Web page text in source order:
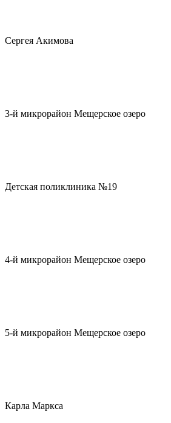
Сергея Акимова
3-й микрорайон Мещерское озеро
Детская поликлиника №19
4-й микрорайон Мещерское озеро
5-й микрорайон Мещерское озеро
Карла Маркса